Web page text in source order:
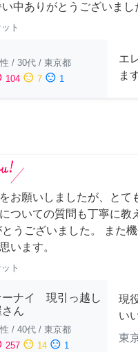
中ありがとうございまし
ト
/ 30代 / 東京都
104 sentiment_neutral 7 sentiment_dissatisfied 1
エ
ま
お願いしましたが、とて
ついての質問も丁寧に教
うございました。 また
います。
ト
ーナイ 現引っ越し
さん
/ 40代 / 東京都
257 sentiment_neutral 14 sentiment_dissatisfied 1
現
い
東